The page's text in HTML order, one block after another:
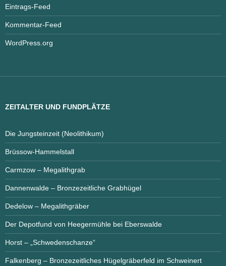
Eintrags-Feed
Kommentar-Feed
WordPress.org
ZEITALTER UND FUNDPLÄTZE
Die Jungsteinzeit (Neolithikum)
Brüssow-Hammelstall
Carmzow – Megalithgrab
Dannenwalde – Bronzezeitliche Grabhügel
Dedelow – Megalithgräber
Der Depotfund von Heegermühle bei Eberswalde
Horst – „Schwedenschanze“
Falkenberg – Bronzezeitliches Hügelgräberfeld im Schweinert